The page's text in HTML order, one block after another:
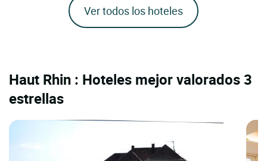
Ver todos los hoteles
Haut Rhin : Hoteles mejor valorados 3
estrellas